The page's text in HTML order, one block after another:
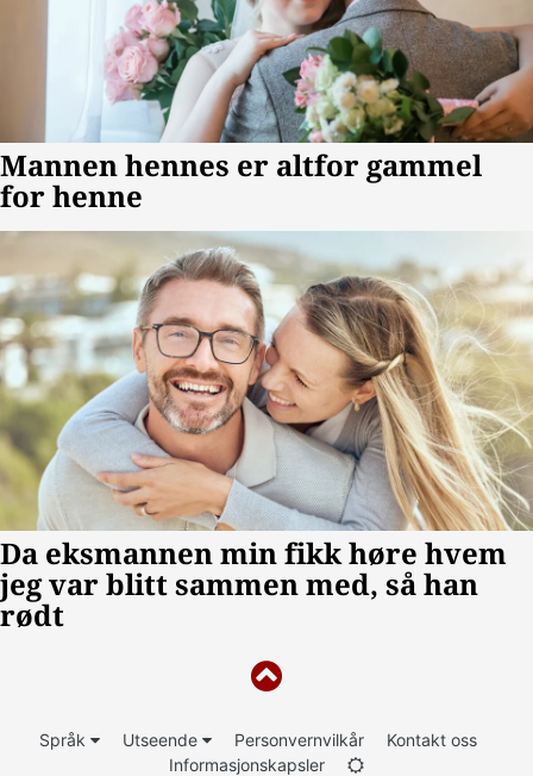
Språk Utseende Personvernvilkår
Kontakt oss
Informasjonskapsler